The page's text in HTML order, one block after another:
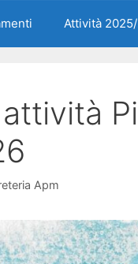
Attività
Apm